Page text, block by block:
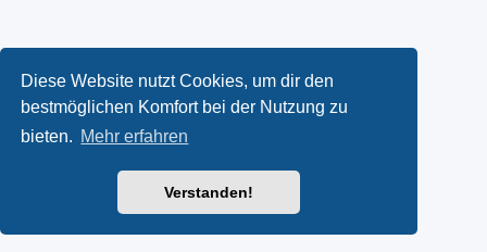
Diese Website nutzt Cookies, um dir den
bestmöglichen Komfort bei der Nutzung zu
bieten. Mehr erfahren
Verstanden!